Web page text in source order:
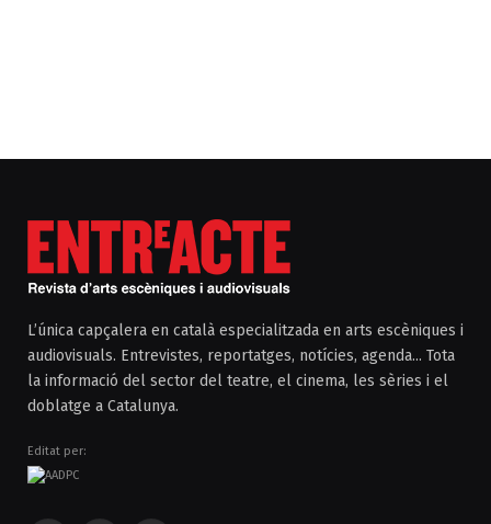
L’única capçalera en català especialitzada en arts escèniques i
audiovisuals. Entrevistes, reportatges, notícies, agenda... Tota
la informació del sector del teatre, el cinema, les sèries i el
doblatge a Catalunya.
Editat per: